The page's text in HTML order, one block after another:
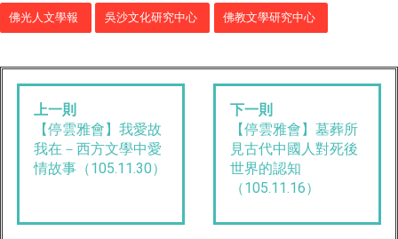
佛光人文學報 吳沙文化研究中心 佛教文學研究中心
上一則
【停雲雅會】我愛故
我在－西方文學中愛
情故事（105.11.30）
下一則
【停雲雅會】墓葬所
見古代中國人對死後
世界的認知
（105.11.16）